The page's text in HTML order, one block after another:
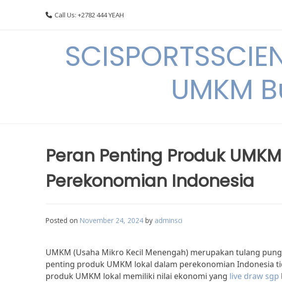
Call Us: +2782 444 YEAH
UMKM
Peran Penting Produk
Perekonomian Indonesia
Posted on November 24, 2024 by adminsci
UMKM (Usaha Mikro Kecil Menengah) merupakan tulang
penting produk UMKM lokal dalam perekonomian Indonesia
produk UMKM lokal memiliki nilai ekonomi yang live draw sgp